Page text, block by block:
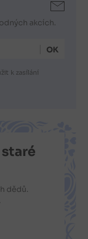
akcích.
k zasílání
dědů.